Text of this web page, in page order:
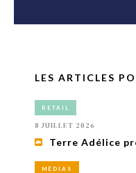
LES ARTICLES
RETAIL
8 JUILLET 2026
Terre Adélice
MÉDIAS